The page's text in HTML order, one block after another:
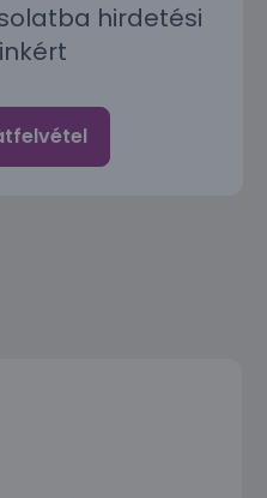
hirdetési